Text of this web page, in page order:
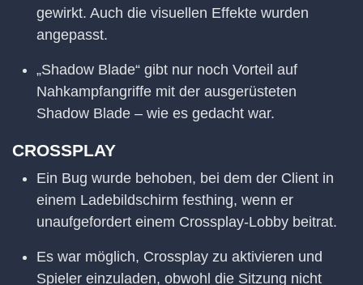
gewirkt. Auch die visuellen Effekte wurden
angepasst.
„Shadow Blade“ gibt nur noch Vorteil auf
Nahkampfangriffe mit der ausgerüsteten
Shadow Blade – wie es gedacht war.
CROSSPLAY
Ein Bug wurde behoben, bei dem der Client in
einem Ladebildschirm festhing, wenn er
unaufgefordert einem Crossplay-Lobby beitrat.
Es war möglich, Crossplay zu aktivieren und
Spieler einzuladen, obwohl die Sitzung nicht